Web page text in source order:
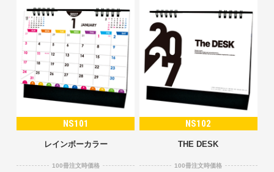
NS101
レインボーカラー
100冊注文時価格
NS102
THE DESK
100冊注文時価格